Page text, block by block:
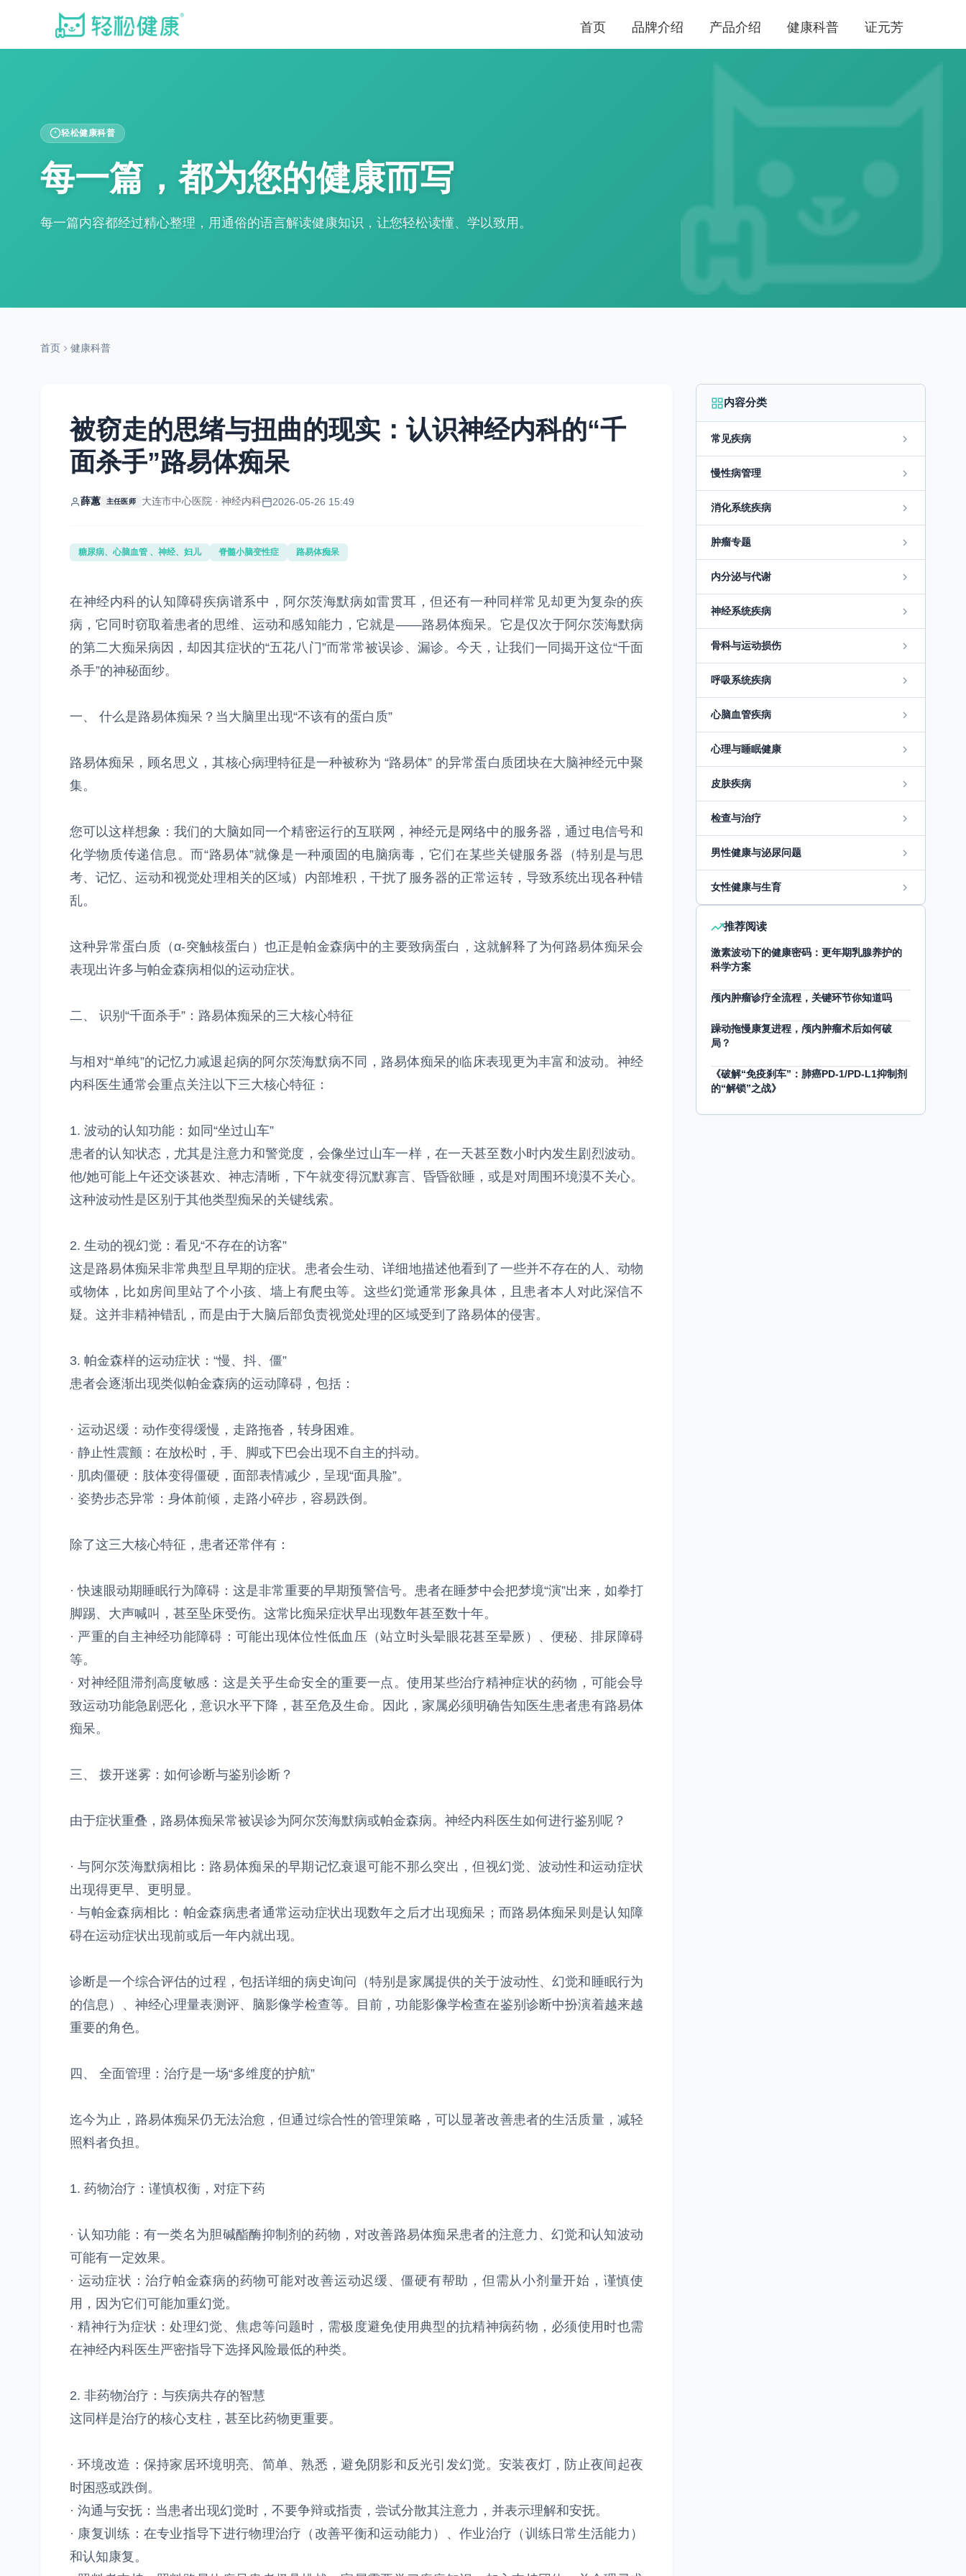
首页 品牌介绍 产品介绍 健康科普 证元芳
轻松健康科普
每一篇，都为您的健康而写
每一篇内容都经过精心整理，用通俗的语言解读健康知识，让您轻松读懂、学以致用。
首页 健康科普
被窃走的思绪与扭曲的现实：认识神经内科的“千
面杀手”路易体痴呆
薛蕙 主任医师 大连市中心医院 · 神经内科 2026-05-26 15:49
糖尿病、心脑血管 、神经、妇儿 脊髓小脑变性症 路易体痴呆
在神经内科的认知障碍疾病谱系中，阿尔茨海默病如雷贯耳，但还有一种同样常见却更为复杂的疾
病，它同时窃取着患者的思维、运动和感知能力，它就是——路易体痴呆。它是仅次于阿尔茨海默病
的第二大痴呆病因，却因其症状的“五花八门”而常常被误诊、漏诊。今天，让我们一同揭开这位“千面
杀手”的神秘面纱。
一、 什么是路易体痴呆？当大脑里出现“不该有的蛋白质”
路易体痴呆，顾名思义，其核心病理特征是一种被称为 “路易体” 的异常蛋白质团块在大脑神经元中聚
集。
您可以这样想象：我们的大脑如同一个精密运行的互联网，神经元是网络中的服务器，通过电信号和
化学物质传递信息。而“路易体”就像是一种顽固的电脑病毒，它们在某些关键服务器（特别是与思
考、记忆、运动和视觉处理相关的区域）内部堆积，干扰了服务器的正常运转，导致系统出现各种错
乱。
这种异常蛋白质（α-突触核蛋白）也正是帕金森病中的主要致病蛋白，这就解释了为何路易体痴呆会
表现出许多与帕金森病相似的运动症状。
二、 识别“千面杀手”：路易体痴呆的三大核心特征
与相对“单纯”的记忆力减退起病的阿尔茨海默病不同，路易体痴呆的临床表现更为丰富和波动。神经
内科医生通常会重点关注以下三大核心特征：
1. 波动的认知功能：如同“坐过山车”
患者的认知状态，尤其是注意力和警觉度，会像坐过山车一样，在一天甚至数小时内发生剧烈波动。
他/她可能上午还交谈甚欢、神志清晰，下午就变得沉默寡言、昏昏欲睡，或是对周围环境漠不关心。
这种波动性是区别于其他类型痴呆的关键线索。
2. 生动的视幻觉：看见“不存在的访客”
这是路易体痴呆非常典型且早期的症状。患者会生动、详细地描述他看到了一些并不存在的人、动物
或物体，比如房间里站了个小孩、墙上有爬虫等。这些幻觉通常形象具体，且患者本人对此深信不
疑。这并非精神错乱，而是由于大脑后部负责视觉处理的区域受到了路易体的侵害。
3. 帕金森样的运动症状：“慢、抖、僵”
患者会逐渐出现类似帕金森病的运动障碍，包括：
· 运动迟缓：动作变得缓慢，走路拖沓，转身困难。
· 静止性震颤：在放松时，手、脚或下巴会出现不自主的抖动。
· 肌肉僵硬：肢体变得僵硬，面部表情减少，呈现“面具脸”。
· 姿势步态异常：身体前倾，走路小碎步，容易跌倒。
除了这三大核心特征，患者还常伴有：
· 快速眼动期睡眠行为障碍：这是非常重要的早期预警信号。患者在睡梦中会把梦境“演”出来，如拳打
脚踢、大声喊叫，甚至坠床受伤。这常比痴呆症状早出现数年甚至数十年。
· 严重的自主神经功能障碍：可能出现体位性低血压（站立时头晕眼花甚至晕厥）、便秘、排尿障碍
等。
· 对神经阻滞剂高度敏感：这是关乎生命安全的重要一点。使用某些治疗精神症状的药物，可能会导
致运动功能急剧恶化，意识水平下降，甚至危及生命。因此，家属必须明确告知医生患者患有路易体
痴呆。
三、 拨开迷雾：如何诊断与鉴别诊断？
由于症状重叠，路易体痴呆常被误诊为阿尔茨海默病或帕金森病。神经内科医生如何进行鉴别呢？
· 与阿尔茨海默病相比：路易体痴呆的早期记忆衰退可能不那么突出，但视幻觉、波动性和运动症状
出现得更早、更明显。
· 与帕金森病相比：帕金森病患者通常运动症状出现数年之后才出现痴呆；而路易体痴呆则是认知障
碍在运动症状出现前或后一年内就出现。
诊断是一个综合评估的过程，包括详细的病史询问（特别是家属提供的关于波动性、幻觉和睡眠行为
的信息）、神经心理量表测评、脑影像学检查等。目前，功能影像学检查在鉴别诊断中扮演着越来越
重要的角色。
四、 全面管理：治疗是一场“多维度的护航”
迄今为止，路易体痴呆仍无法治愈，但通过综合性的管理策略，可以显著改善患者的生活质量，减轻
照料者负担。
1. 药物治疗：谨慎权衡，对症下药
· 认知功能：有一类名为胆碱酯酶抑制剂的药物，对改善路易体痴呆患者的注意力、幻觉和认知波动
可能有一定效果。
· 运动症状：治疗帕金森病的药物可能对改善运动迟缓、僵硬有帮助，但需从小剂量开始，谨慎使
用，因为它们可能加重幻觉。
· 精神行为症状：处理幻觉、焦虑等问题时，需极度避免使用典型的抗精神病药物，必须使用时也需
在神经内科医生严密指导下选择风险最低的种类。
2. 非药物治疗：与疾病共存的智慧
这同样是治疗的核心支柱，甚至比药物更重要。
· 环境改造：保持家居环境明亮、简单、熟悉，避免阴影和反光引发幻觉。安装夜灯，防止夜间起夜
时困惑或跌倒。
· 沟通与安抚：当患者出现幻觉时，不要争辩或指责，尝试分散其注意力，并表示理解和安抚。
· 康复训练：在专业指导下进行物理治疗（改善平衡和运动能力）、作业治疗（训练日常生活能力）
和认知康复。
内容分类
常见疾病
慢性病管理
消化系统疾病
肿瘤专题
内分泌与代谢
神经系统疾病
骨科与运动损伤
呼吸系统疾病
心脑血管疾病
心理与睡眠健康
皮肤疾病
检查与治疗
男性健康与泌尿问题
女性健康与生育
推荐阅读
激素波动下的健康密码：更年期乳腺养护的
科学方案
颅内肿瘤诊疗全流程，关键环节你知道吗
躁动拖慢康复进程，颅内肿瘤术后如何破
局？
《破解“免疫刹车”：肺癌PD-1/PD-L1抑制剂
的“解锁”之战》